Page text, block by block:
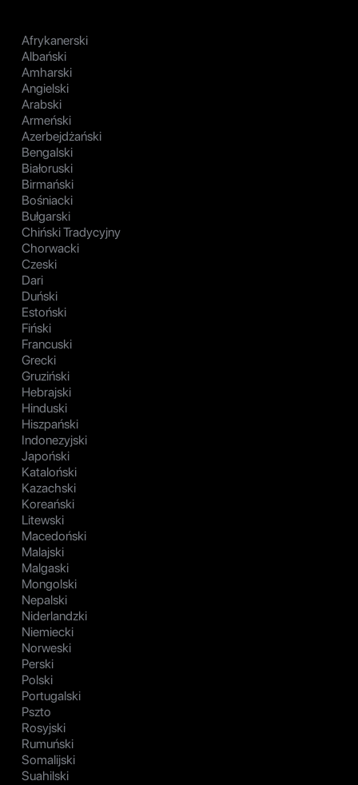
Afrykanerski
Albański
Amharski
Angielski
Arabski
Armeński
Azerbejdżański
Bengalski
Białoruski
Birmański
Bośniacki
Bułgarski
Chiński Tradycyjny
Chorwacki
Czeski
Dari
Duński
Estoński
Fiński
Francuski
Grecki
Gruziński
Hebrajski
Hinduski
Hiszpański
Indonezyjski
Japoński
Kataloński
Kazachski
Koreański
Litewski
Macedoński
Malajski
Malgaski
Mongolski
Nepalski
Niderlandzki
Niemiecki
Norweski
Perski
Polski
Portugalski
Pszto
Rosyjski
Rumuński
Somalijski
Suahilski